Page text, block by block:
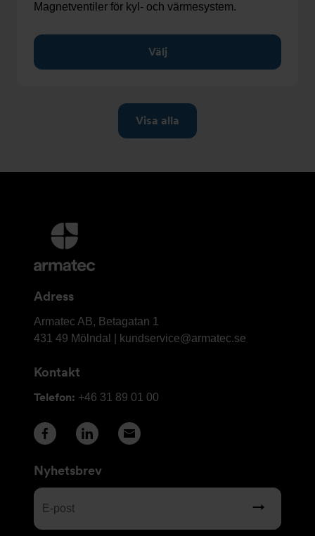
Magnetventiler för kyl- och värmesystem.
Välj
Ytterligare
information
och
Adress
Armatec
AB
Armatec AB, Betagatan 1
431 49 Mölndal |
kundservice@armatec.se
Kontakt
Telefon: +46 31 89 01 00
Nyhetsbrev
E-
post
(Obligatoriskt)